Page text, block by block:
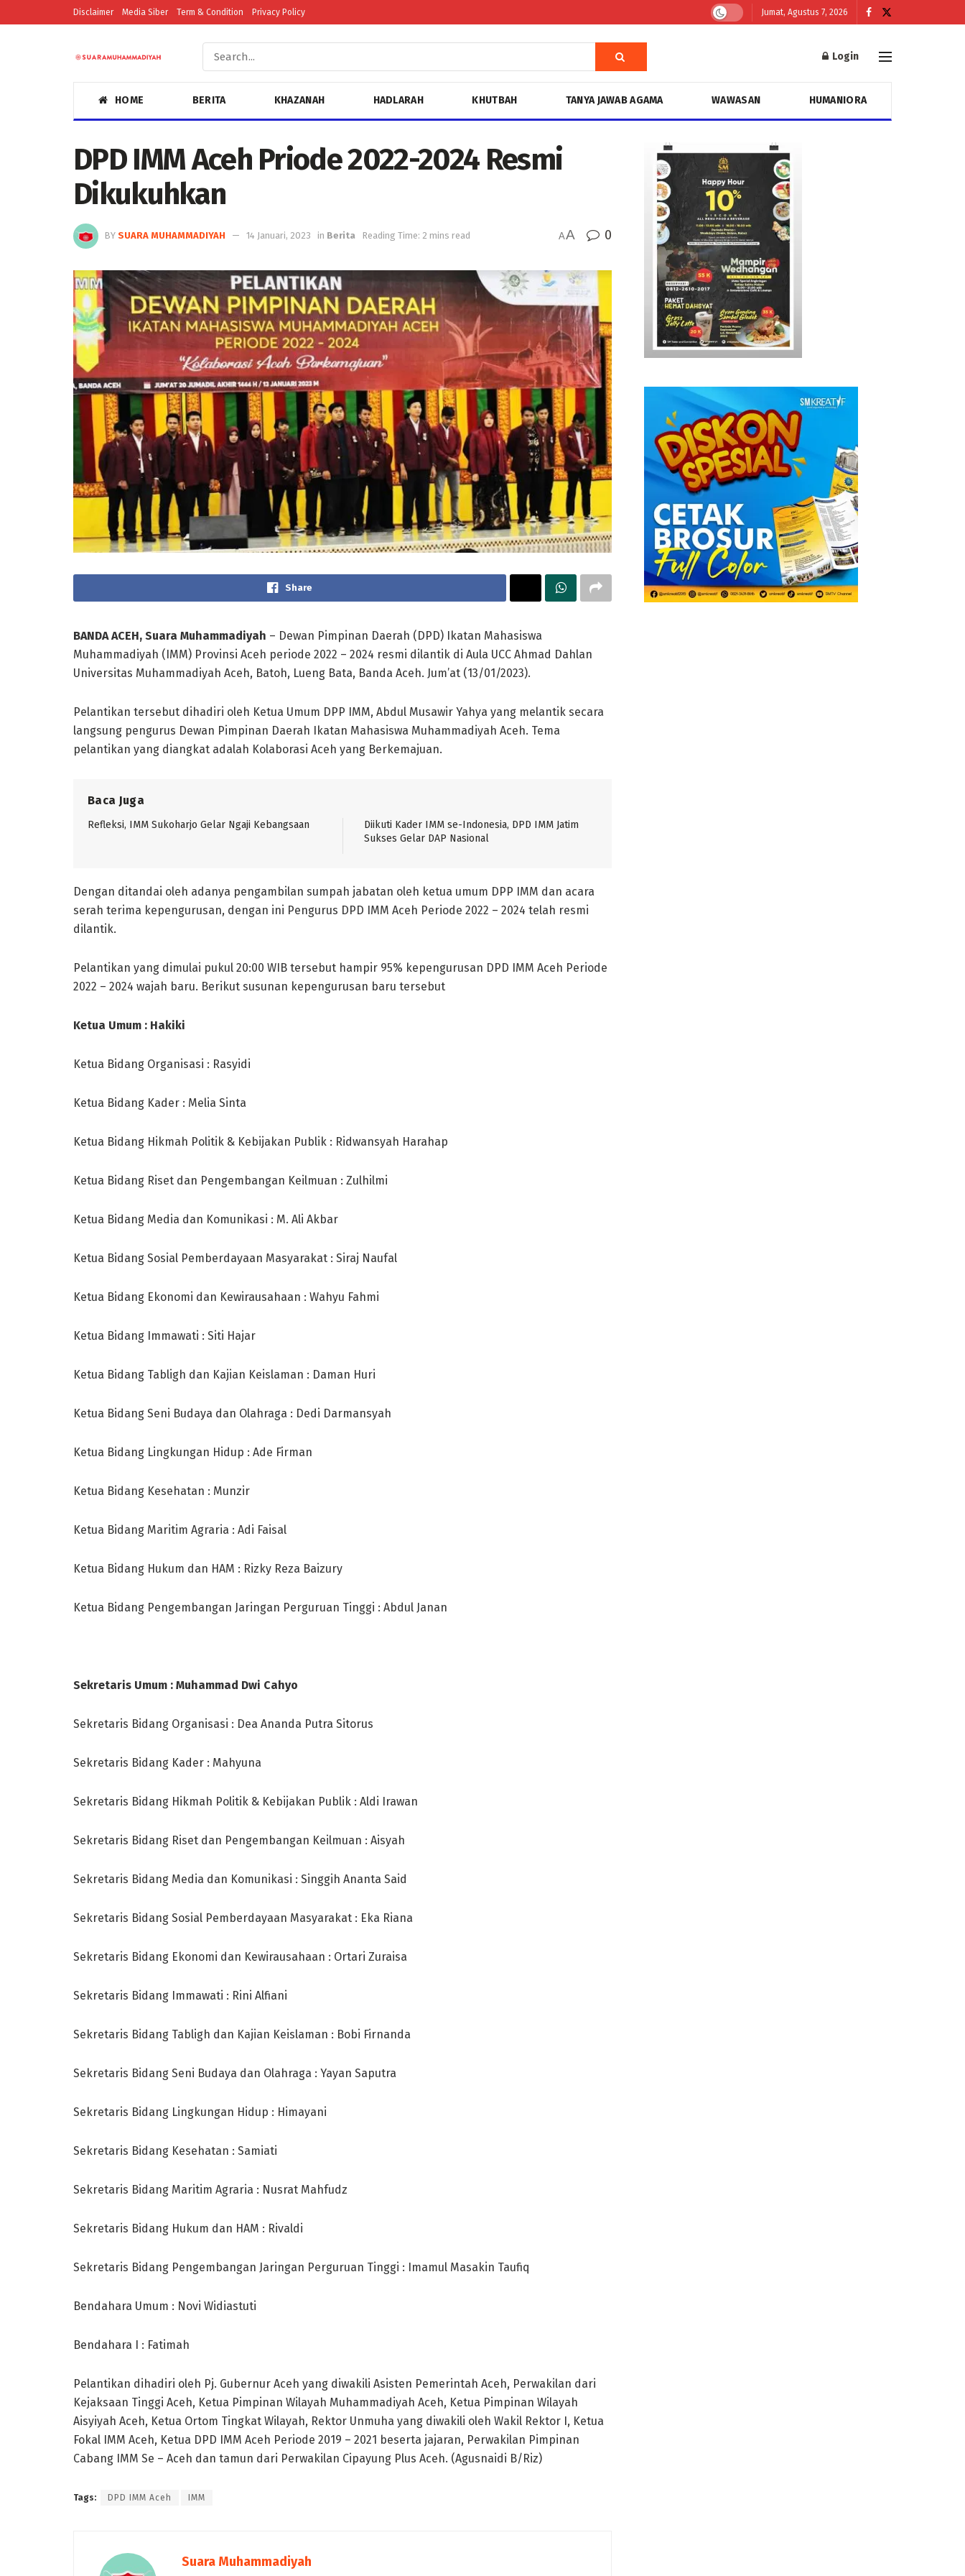
Disclaimer Media Siber Term & Condition Privacy Policy Jumat, Agustus 7, 2026
Login
HOME BERITA KHAZANAH HADLARAH KHUTBAH TANYA JAWAB AGAMA WAWASAN HUMANIORA
DPD IMM Aceh Priode 2022-2024 Resmi
Dikukuhkan
BY SUARA MUHAMMADIYAH 14 Januari, 2023 in Berita Reading Time: 2 mins read AA 0
Share
BANDA ACEH, Suara Muhammadiyah – Dewan Pimpinan Daerah (DPD) Ikatan Mahasiswa
Muhammadiyah (IMM) Provinsi Aceh periode 2022 – 2024 resmi dilantik di Aula UCC Ahmad Dahlan
Universitas Muhammadiyah Aceh, Batoh, Lueng Bata, Banda Aceh. Jum’at (13/01/2023).
Pelantikan tersebut dihadiri oleh Ketua Umum DPP IMM, Abdul Musawir Yahya yang melantik secara
langsung pengurus Dewan Pimpinan Daerah Ikatan Mahasiswa Muhammadiyah Aceh. Tema
pelantikan yang diangkat adalah Kolaborasi Aceh yang Berkemajuan.
Baca Juga
Refleksi, IMM Sukoharjo Gelar Ngaji Kebangsaan
Diikuti Kader IMM se-Indonesia, DPD IMM Jatim
Sukses Gelar DAP Nasional
Dengan ditandai oleh adanya pengambilan sumpah jabatan oleh ketua umum DPP IMM dan acara
serah terima kepengurusan, dengan ini Pengurus DPD IMM Aceh Periode 2022 – 2024 telah resmi
dilantik.
Pelantikan yang dimulai pukul 20:00 WIB tersebut hampir 95% kepengurusan DPD IMM Aceh Periode
2022 – 2024 wajah baru. Berikut susunan kepengurusan baru tersebut
Ketua Umum : Hakiki
Ketua Bidang Organisasi : Rasyidi
Ketua Bidang Kader : Melia Sinta
Ketua Bidang Hikmah Politik & Kebijakan Publik : Ridwansyah Harahap
Ketua Bidang Riset dan Pengembangan Keilmuan : Zulhilmi
Ketua Bidang Media dan Komunikasi : M. Ali Akbar
Ketua Bidang Sosial Pemberdayaan Masyarakat : Siraj Naufal
Ketua Bidang Ekonomi dan Kewirausahaan : Wahyu Fahmi
Ketua Bidang Immawati : Siti Hajar
Ketua Bidang Tabligh dan Kajian Keislaman : Daman Huri
Ketua Bidang Seni Budaya dan Olahraga : Dedi Darmansyah
Ketua Bidang Lingkungan Hidup : Ade Firman
Ketua Bidang Kesehatan : Munzir
Ketua Bidang Maritim Agraria : Adi Faisal
Ketua Bidang Hukum dan HAM : Rizky Reza Baizury
Ketua Bidang Pengembangan Jaringan Perguruan Tinggi : Abdul Janan
Sekretaris Umum : Muhammad Dwi Cahyo
Sekretaris Bidang Organisasi : Dea Ananda Putra Sitorus
Sekretaris Bidang Kader : Mahyuna
Sekretaris Bidang Hikmah Politik & Kebijakan Publik : Aldi Irawan
Sekretaris Bidang Riset dan Pengembangan Keilmuan : Aisyah
Sekretaris Bidang Media dan Komunikasi : Singgih Ananta Said
Sekretaris Bidang Sosial Pemberdayaan Masyarakat : Eka Riana
Sekretaris Bidang Ekonomi dan Kewirausahaan : Ortari Zuraisa
Sekretaris Bidang Immawati : Rini Alfiani
Sekretaris Bidang Tabligh dan Kajian Keislaman : Bobi Firnanda
Sekretaris Bidang Seni Budaya dan Olahraga : Yayan Saputra
Sekretaris Bidang Lingkungan Hidup : Himayani
Sekretaris Bidang Kesehatan : Samiati
Sekretaris Bidang Maritim Agraria : Nusrat Mahfudz
Sekretaris Bidang Hukum dan HAM : Rivaldi
Sekretaris Bidang Pengembangan Jaringan Perguruan Tinggi : Imamul Masakin Taufiq
Bendahara Umum : Novi Widiastuti
Bendahara I : Fatimah
Pelantikan dihadiri oleh Pj. Gubernur Aceh yang diwakili Asisten Pemerintah Aceh, Perwakilan dari
Kejaksaan Tinggi Aceh, Ketua Pimpinan Wilayah Muhammadiyah Aceh, Ketua Pimpinan Wilayah
Aisyiyah Aceh, Ketua Ortom Tingkat Wilayah, Rektor Unmuha yang diwakili oleh Wakil Rektor I, Ketua
Fokal IMM Aceh, Ketua DPD IMM Aceh Periode 2019 – 2021 beserta jajaran, Perwakilan Pimpinan
Cabang IMM Se – Aceh dan tamun dari Perwakilan Cipayung Plus Aceh. (Agusnaidi B/Riz)
Tags: DPD IMM Aceh IMM
Suara Muhammadiyah